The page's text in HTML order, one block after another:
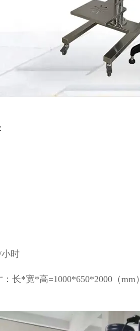
小时
长*宽*高=1000*650*2000（mm）